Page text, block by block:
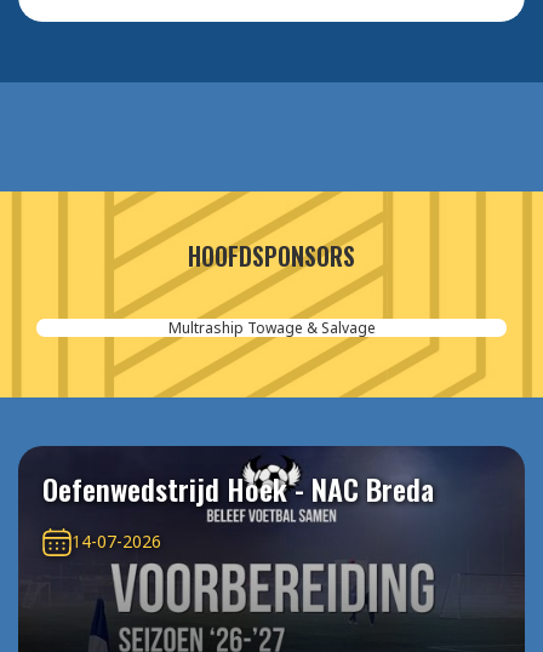
HOOFDSPONSORS
Multraship Towage & Salvage
Oefenwedstrijd Hoek - NAC Breda
14-07-2026